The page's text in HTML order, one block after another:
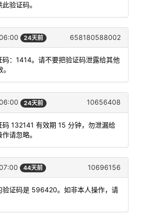
验证码。
24天前 658180588002
码：1414。请不要把验证码泄露给其他
24天前 10656408
码 132141 有效期 15 分钟，勿泄漏给
请忽略。
44天前 10696156
验证码是 596420。如非本人操作，请